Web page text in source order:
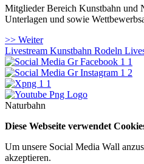
Mitglieder Bereich Kunstbahn und
Unterlagen und sowie
>> Weiter
Livestream Kunstbahn Rodeln
Naturbahn
Diese Webseite verwendet
Um unsere Social Media Wall
akzeptieren.